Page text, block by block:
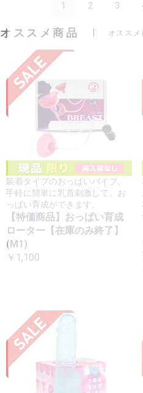
1 2 3
オススメ商品 オススメ
装着タイプのおっぱいバイブ。
手軽に簡単に乳首刺激して、お
っぱい育成ができます。
【特価商品】おっぱい育成
ローター【在庫のみ終了】
(M1)
￥1,100